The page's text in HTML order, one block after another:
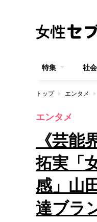
特集 社会
トップ エンタメ
エンタメ
《芸
拓実「
感」山
達ブラ